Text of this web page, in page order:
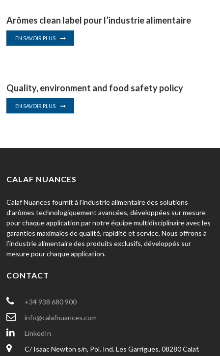
Arômes clean label pour l’industrie alimentaire
EN SAVOIR PLUS
Quality, environment and food safety policy
EN SAVOIR PLUS
CALAF NUANCES
Calaf Nuances fournit à l’industrie alimentaire des solutions
d’arômes technologiquement avancées, développées sur mesure
pour chaque application par notre équipe multidisciplinaire avec les
garanties maximales de qualité, rapidité et service. Nous offrons à
l’industrie alimentaire des produits exclusifs, développés sur
mesure pour chaque application.
CONTACT
+34 938 680 900
info@calafnuances.com
LinkedIn
C/ Isaac Newton s/n, Pol. Ind. Les Garrigues, 08280 Calaf,